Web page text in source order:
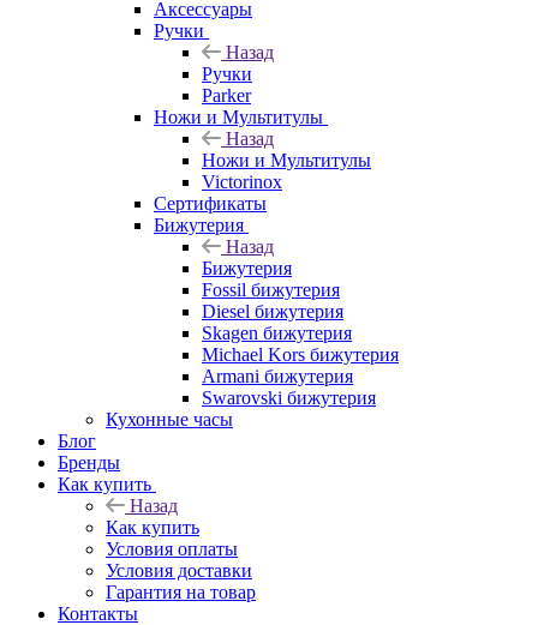
Аксессуары
Ручки
Назад
Ручки
Parker
Ножи и Мультитулы
Назад
Ножи и Мультитулы
Victorinox
Сертификаты
Бижутерия
Назад
Бижутерия
Fossil бижутерия
Diesel бижутерия
Skagen бижутерия
Michael Kors бижутерия
Armani бижутерия
Swarovski бижутерия
Кухонные часы
Блог
Бренды
Как купить
Назад
Как купить
Условия оплаты
Условия доставки
Гарантия на товар
Контакты